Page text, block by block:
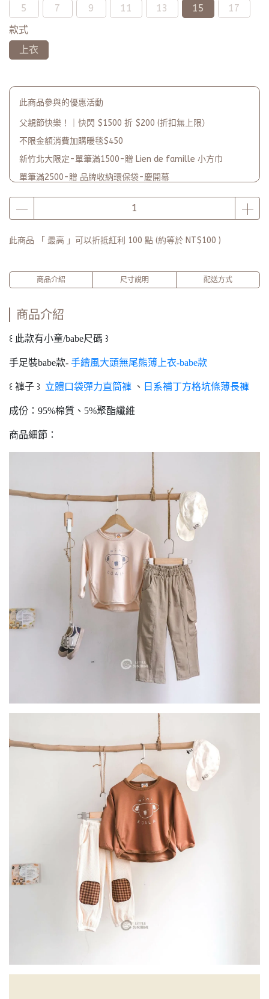
5
7 9 11 13 15
17
款式
上衣
此商品參與的優惠活動
父親節快樂！｜快閃 $1500 折 $200 (折扣無上限）
不限金額消費加購暖毯$450
新竹北大限定-單筆滿1500-贈 Lien de famille 小方巾
單筆滿2500-贈 品牌收納環保袋-慶開幕
品牌2週年PARTY單筆滿$5000-贈【品牌多功能披肩暖毯】(數
量有限送完為止)
此商品 「 最高 」可以折抵紅利 100 點 (約等於 NT$100 )
商品介紹 尺寸說明 配送方式
商品介紹
꒰ 此款有小童/babe尺碼 ꒱
手足裝babe款- 手繪風大頭無尾熊薄上衣-babe款
꒰ 褲子 ꒱ 立體口袋彈力直筒褲 、 日系補丁方格坑條薄長褲
成份：95%棉質、5%聚酯纖維
商品細節：